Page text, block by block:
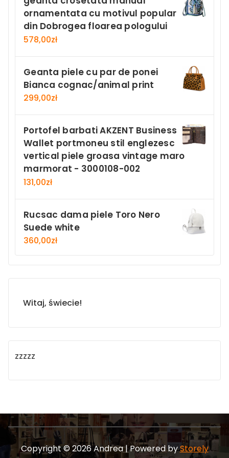
ornamentata cu motivul popular
din Dobrogea floarea pologului
578,00zł
Geanta piele cu par de ponei
Bianca cognac/animal print
299,00zł
Portofel barbati AKZENT Business
Wallet portmoneu stil englezesc
vertical piele groasa vintage maro
marmorat - 3000108-002
131,00zł
Rucsac dama piele Toro Nero
Suede white
360,00zł
Witaj, świecie!
zzzzz
Copyright © 2026 Andrea | Powered byStorely